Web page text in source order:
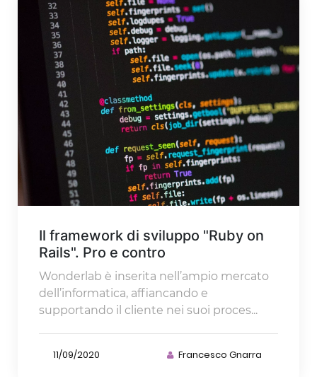
Il framework di sviluppo "Ruby on
Rails". Pro e contro
Wonderlab è inserita nell’ampio mercato
dell’informatica, affiancando e
supportando il cliente nei suoi proces...
11/09/2020 Francesco Gnarra